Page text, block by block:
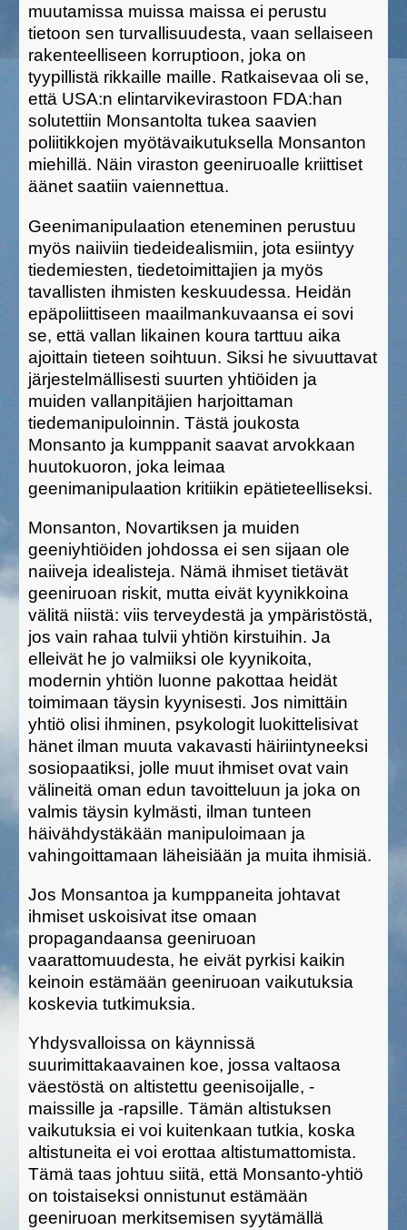
muutamissa muissa maissa ei perustu
tietoon sen turvallisuudesta, vaan sellaiseen
rakenteelliseen korruptioon, joka on
tyypillistä rikkaille maille. Ratkaisevaa oli se,
että USA:n elintarvikevirastoon FDA:han
solutettiin Monsantolta tukea saavien
poliitikkojen myötävaikutuksella Monsanton
miehillä. Näin viraston geeniruoalle kriittiset
äänet saatiin vaiennettua.
Geenimanipulaation eteneminen perustuu
myös naiiviin tiedeidealismiin, jota esiintyy
tiedemiesten, tiedetoimittajien ja myös
tavallisten ihmisten keskuudessa. Heidän
epäpoliittiseen maailmankuvaansa ei sovi
se, että vallan likainen koura tarttuu aika
ajoittain tieteen soihtuun. Siksi he sivuuttavat
järjestelmällisesti suurten yhtiöiden ja
muiden vallanpitäjien harjoittaman
tiedemanipuloinnin. Tästä joukosta
Monsanto ja kumppanit saavat arvokkaan
huutokuoron, joka leimaa
geenimanipulaation kritiikin epätieteelliseksi.
Monsanton, Novartiksen ja muiden
geeniyhtiöiden johdossa ei sen sijaan ole
naiiveja idealisteja. Nämä ihmiset tietävät
geeniruoan riskit, mutta eivät kyynikkoina
välitä niistä: viis terveydestä ja ympäristöstä,
jos vain rahaa tulvii yhtiön kirstuihin. Ja
elleivät he jo valmiiksi ole kyynikoita,
modernin yhtiön luonne pakottaa heidät
toimimaan täysin kyynisesti. Jos nimittäin
yhtiö olisi ihminen, psykologit luokittelisivat
hänet ilman muuta vakavasti häiriintyneeksi
sosiopaatiksi, jolle muut ihmiset ovat vain
välineitä oman edun tavoitteluun ja joka on
valmis täysin kylmästi, ilman tunteen
häivähdystäkään manipuloimaan ja
vahingoittamaan läheisiään ja muita ihmisiä.
Jos Monsantoa ja kumppaneita johtavat
ihmiset uskoisivat itse omaan
propagandaansa geeniruoan
vaarattomuudesta, he eivät pyrkisi kaikin
keinoin estämään geeniruoan vaikutuksia
koskevia tutkimuksia.
Yhdysvalloissa on käynnissä
suurimittakaavainen koe, jossa valtaosa
väestöstä on altistettu geenisoijalle, -
maissille ja -rapsille. Tämän altistuksen
vaikutuksia ei voi kuitenkaan tutkia, koska
altistuneita ei voi erottaa altistumattomista.
Tämä taas johtuu siitä, että Monsanto-yhtiö
on toistaiseksi onnistunut estämään
geeniruoan merkitsemisen syytämällä